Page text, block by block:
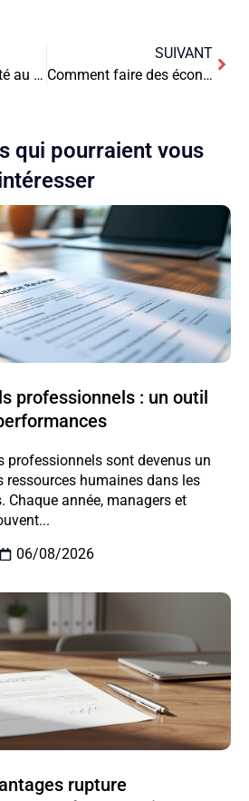
Stimuler la créativité au travail : 7 clés pour un environnement inspirant
SUIVANT
Comment faire des économies sur l’alimentation
qui pourraient vous
professionnels : un outil
professionnels sont devenus un
ressources humaines dans les
Chaque année, managers et
06/08/2026
rupture